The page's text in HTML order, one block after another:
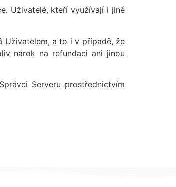
Uživatelé, kteří využívají i jiné
Uživatelem, a to i v případě, že
nárok na refundaci ani jinou
Serveru prostřednictvím